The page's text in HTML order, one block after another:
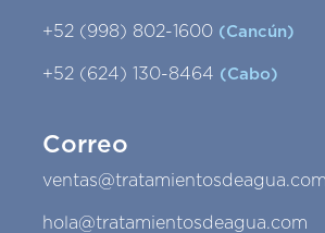
+52 (998) 802-1600 (Cancún)
+52 (624) 130-8464 (Cabo)
Correo
ventas@tratamientosdeagua.com
hola@tratamientosdeagua.com